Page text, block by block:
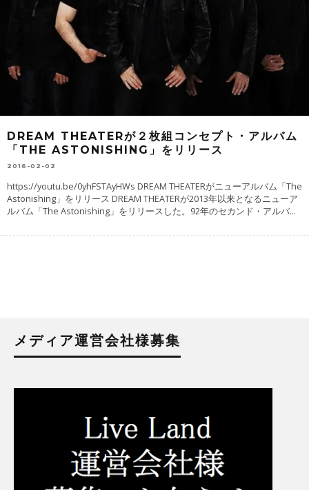
DREAM THEATERが２枚組コンセプト・アルバム
「THE ASTONISHING」をリリース
2016-02-02
https://youtu.be/0yhFSTAyHWs DREAM THEATERがニューアルバム「The
Astonishing」をリリース DREAM THEATERが2013年以来となるニューア
ルバム「The Astonishing」をリリースした。92年のセカンド・アルバ...
メディア運営会社様募集